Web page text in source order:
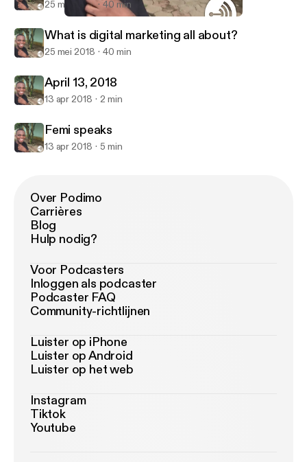
Femi Okaseun
25 mei 2018 40 min
What is digital marketing all about?
25 mei 2018 40 min
April 13, 2018
13 apr 2018 2 min
Femi speaks
13 apr 2018 5 min
Over Podimo
Carrières
Blog
Hulp nodig?
Voor Podcasters
Inloggen als podcaster
Podcaster FAQ
Community-richtlijnen
Luister op iPhone
Luister op Android
Luister op het web
Instagram
Tiktok
Youtube